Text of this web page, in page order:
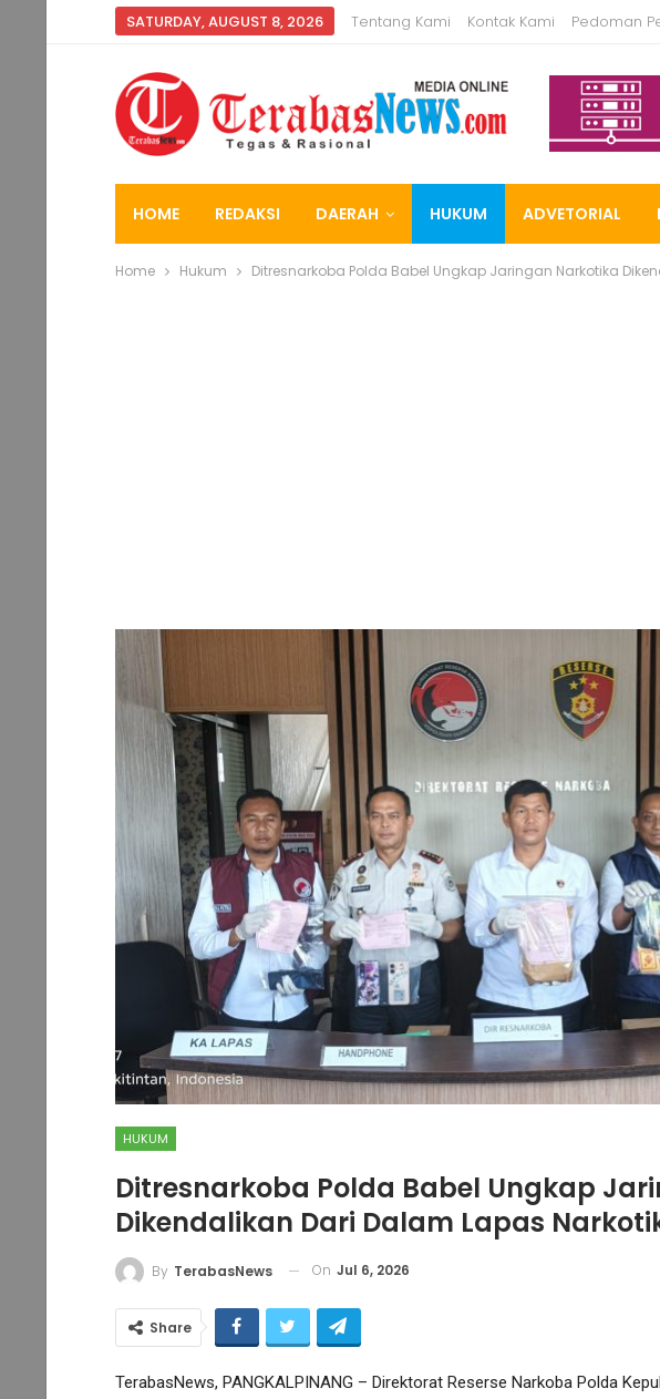
SATURDAY, AUGUST 8, 2026 Tentang Kami Kontak Kami Pedoman
HOME REDAKSI DAERAH HUKUM ADVETORIAL
Home Hukum Ditresnarkoba Polda Babel Ungkap Jaringan Narkotika
HUKUM
Ditresnarkoba Polda Babel Ungkap
Dikendalikan Dari Dalam Lapas
By TerabasNews On Jul 6, 2026
Share
TerabasNews, PANGKALPINANG – Direktorat Reserse Narkoba Polda